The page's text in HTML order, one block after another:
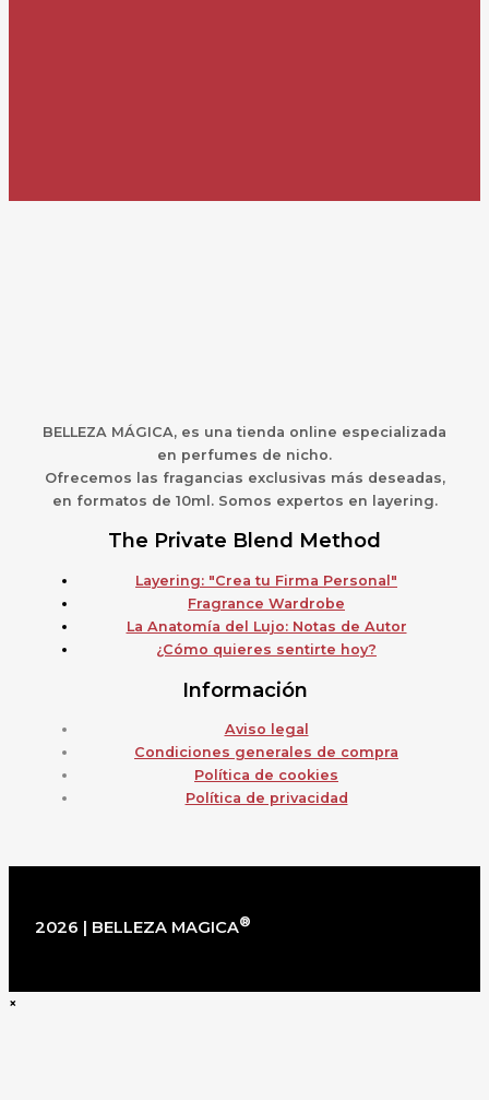
BELLEZA MÁGICA, es una tienda online especializada
en perfumes de nicho.
Ofrecemos las fragancias exclusivas más deseadas,
en formatos de 10ml. Somos expertos en layering.
The Private Blend Method
Layering: "Crea tu Firma Personal"
Fragrance Wardrobe
La Anatomía del Lujo: Notas de Autor
¿Cómo quieres sentirte hoy?
Información
Aviso legal
Condiciones generales de compra
Política de cookies
Política de privacidad
2026 | BELLEZA MAGICA®
×